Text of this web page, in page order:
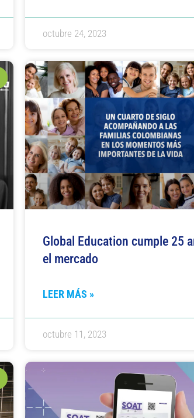
octubre 24, 2023
Global Education cumple 25
el mercado
LEER MÁS »
octubre 11, 2023